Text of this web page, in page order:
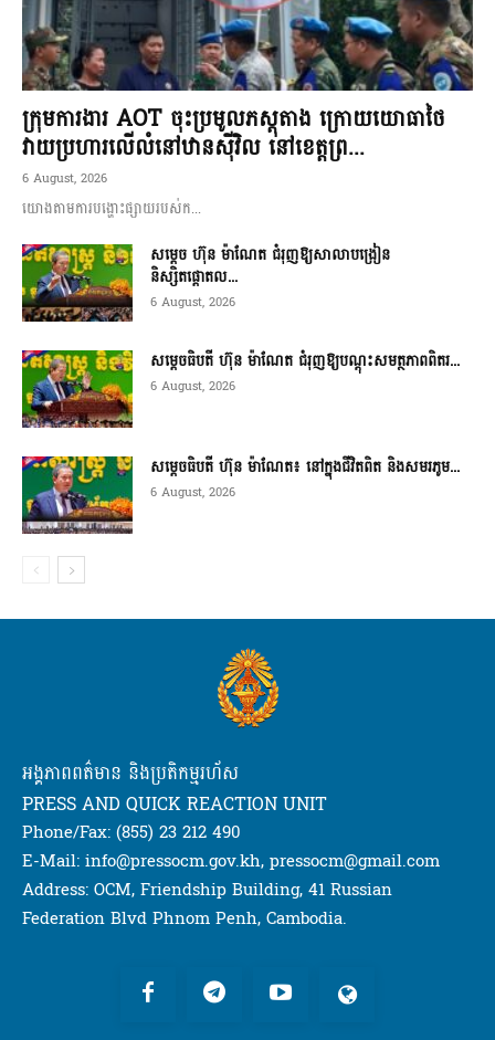
ក្រុមការងារ AOT ចុះប្រមូលភស្តុតាង ក្រោយយោធាថៃ
វាយប្រហារលើលំនៅឋានស៊ីវិល នៅខេត្តព្រ...
6 August, 2026
យោងតាមការបង្ហោះផ្សាយរបស់ក...
សម្តេច ហ៊ុន ម៉ាណែត ជំរុញឱ្យសាលាបង្រៀន
និស្សិតផ្តោតល...
6 August, 2026
សម្តេចធិបតី ហ៊ុន ម៉ាណែត ជំរុញឱ្យបណ្តុះសមត្ថភាពពិតរ...
6 August, 2026
សម្តេចធិបតី ហ៊ុន ម៉ាណែត៖ នៅក្នុងជីវិតពិត និងសមរភូម...
6 August, 2026
អង្គភាពពត៌មាន និងប្រតិកម្មរហ័ស
PRESS AND QUICK REACTION UNIT
Phone/Fax: (855) 23 212 490
E-Mail: info@pressocm.gov.kh, pressocm@gmail.com
Address: OCM, Friendship Building, 41 Russian
Federation Blvd Phnom Penh, Cambodia.